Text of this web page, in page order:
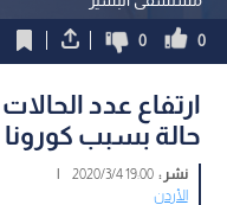
0
0
حالة بسبب كورونا
نشر :19:00 2020/3/4
|
الأردن